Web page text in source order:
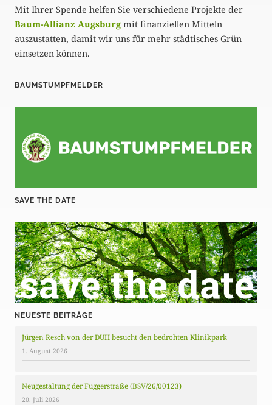
Mit Ihrer Spende helfen Sie verschiedene Projekte der
Baum-Allianz Augsburg mit finanziellen Mitteln
auszustatten, damit wir uns für mehr städtisches Grün
einsetzen können.
BAUMSTUMPFMELDER
SAVE THE DATE
NEUESTE BEITRÄGE
Jürgen Resch von der DUH besucht den bedrohten Klinikpark
1. August 2026
Neugestaltung der Fuggerstraße (BSV/26/00123)
20. Juli 2026